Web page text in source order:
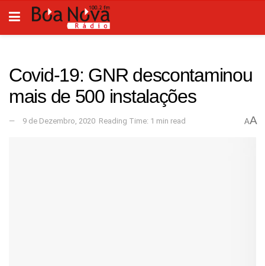
Covid-19: GNR descontaminou
mais de 500 instalações
9 de Dezembro, 2020 Reading Time: 1 min read AA